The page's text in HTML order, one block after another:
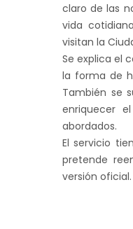
claro de las
vida
visitan la
Se explica el
la forma de
También se
enriquecer
abordados.
El servicio
pretende
versión oficial.